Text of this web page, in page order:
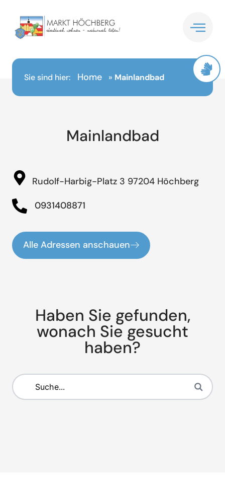
springen
Sie sind hier: Home » Mainlandbad
Mainlandbad
Rudolf-Harbig-Platz 3 97204 Höchberg
0931408871
Alle Adressen anschauen
Haben Sie gefunden,
wonach Sie gesucht
haben?